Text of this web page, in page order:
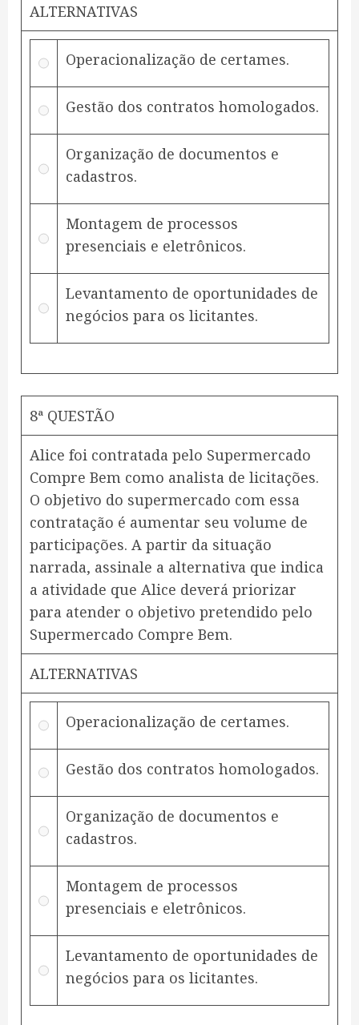
ALTERNATIVAS
Operacionalização de certames.
Gestão dos contratos homologados.
Organização de documentos e
cadastros.
Montagem de processos
presenciais e eletrônicos.
Levantamento de oportunidades de
negócios para os licitantes.
8ª QUESTÃO
Alice foi contratada pelo Supermercado
Compre Bem como analista de licitações.
O objetivo do supermercado com essa
contratação é aumentar seu volume de
participações. A partir da situação
narrada, assinale a alternativa que indica
a atividade que Alice deverá priorizar
para atender o objetivo pretendido pelo
Supermercado Compre Bem.
ALTERNATIVAS
Operacionalização de certames.
Gestão dos contratos homologados.
Organização de documentos e
cadastros.
Montagem de processos
presenciais e eletrônicos.
Levantamento de oportunidades de
negócios para os licitantes.